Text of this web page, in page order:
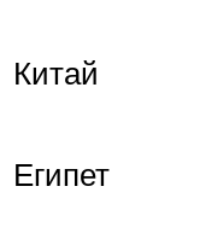
Китай
Египет